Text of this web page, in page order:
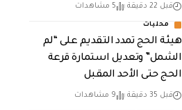
قبل 22 دقيقة 5 مشاهدات
محليات
هيئة الحج تمدد التقديم على “لم
الشمل” وتعديل استمارة قرعة
الحج حتى الأحد المقبل
قبل 35 دقيقة 9 مشاهدات